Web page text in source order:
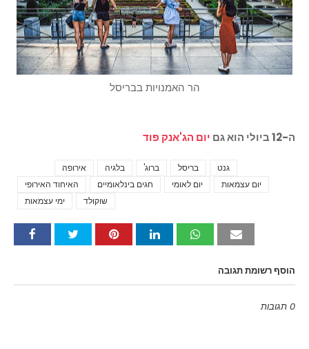
הר האמנויות בבריסל
ה-12 ביולי הוא גם יום הג'אנק פוד
אירופה בלגיה ברוג' בריסל
גנט
האיחוד האירופי
חגים בינלאומיים יום לאומי
יום עצמאות
ימי עצמאות
שוקולד
הוסף רשומת תגובה
0 תגובות